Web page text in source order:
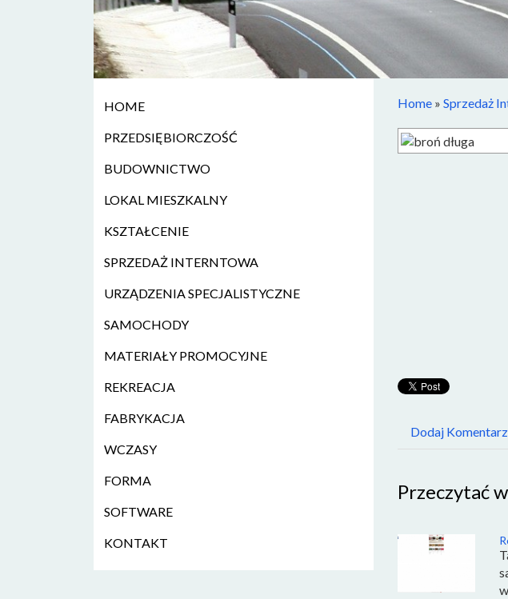
HOME
PRZEDSIĘBIORCZOŚĆ
BUDOWNICTWO
LOKAL MIESZKALNY
KSZTAŁCENIE
SPRZEDAŻ INTERNTOWA
URZĄDZENIA SPECJALISTYCZNE
SAMOCHODY
MATERIAŁY PROMOCYJNE
REKREACJA
FABRYKACJA
WCZASY
FORMA
SOFTWARE
KONTAKT
Home » Sprzedaż
Dodaj Komentarz
Przeczytać